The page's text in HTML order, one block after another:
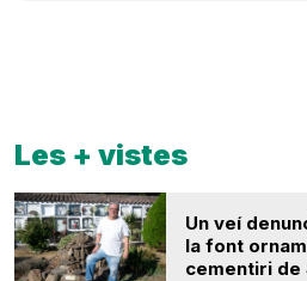
Les + vistes
Un veí
la font
cementiri de